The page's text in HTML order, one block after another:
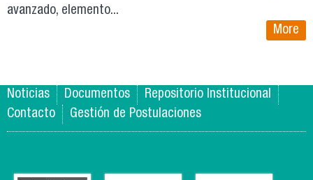
avanzado, elemento...
More
Noticias Documentos
Repositorio Institucional
Contacto
Gestión de Postulaciones